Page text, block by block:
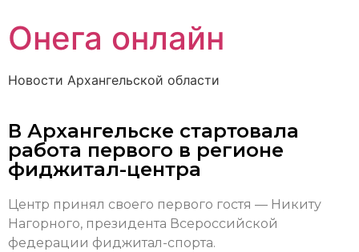
Онега онлайн
Новости Архангельской области
В Архангельске стартовала
работа первого в регионе
фиджитал-центра
Центр принял своего первого гостя — Никиту
Нагорного, президента Всероссийской
федерации фиджитал-спорта.